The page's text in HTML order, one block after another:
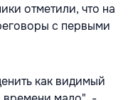
отметили, что на
с первыми
как видимый